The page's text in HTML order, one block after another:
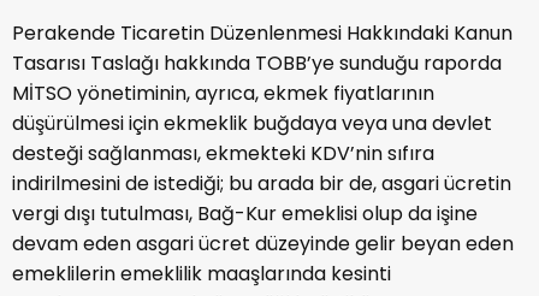
Perakende Ticaretin Düzenlenmesi Hakkındaki Kanun
Tasarısı Taslağı hakkında TOBB’ye sunduğu raporda
MİTSO yönetiminin, ayrıca, ekmek fiyatlarının
düşürülmesi için ekmeklik buğdaya veya una devlet
desteği sağlanması, ekmekteki KDV’nin sıfıra
indirilmesini de istediği; bu arada bir de, asgari ücretin
vergi dışı tutulması, Bağ-Kur emeklisi olup da işine
devam eden asgari ücret düzeyinde gelir beyan eden
emeklilerin emeklilik maaşlarında kesinti